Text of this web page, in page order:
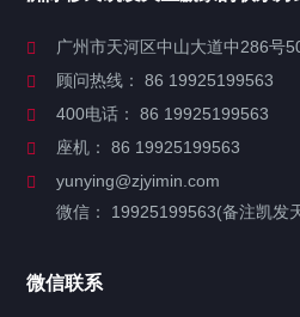
圣基茨移民
格林纳达移民
多米尼克移民
广州市天河区中山大道中286号
顾问热线： 86 19925199563
400电话： 86 19925199563
座机： 86 19925199563
yunying@zjyimin.com
微信： 19925199563(备注凯发
微信联系